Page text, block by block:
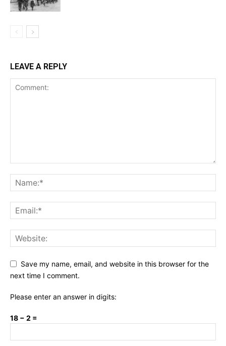
LEAVE A REPLY
Save my name, email, and website in this browser for the
next time I comment.
Please enter an answer in digits:
18 − 2 =